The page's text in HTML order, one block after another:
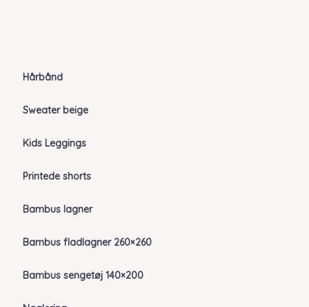
Hårbånd
Sweater beige
Kids Leggings
Printede shorts
Bambus lagner
Bambus fladlagner 260×260
Bambus sengetøj 140×200